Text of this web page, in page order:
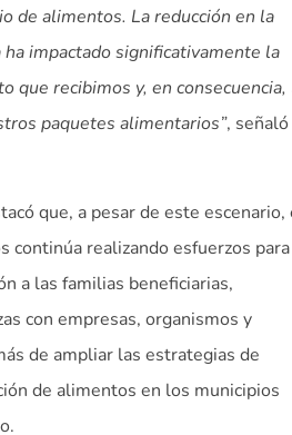
de alimentos. La reducción en la
impactado significativamente la
que recibimos y, en consecuencia,
paquetes alimentarios”, señaló
que, a pesar de este escenario,
continúa realizando esfuerzos para
a las familias beneficiarias,
con empresas, organismos y
de ampliar las estrategias de
de alimentos en los municipios